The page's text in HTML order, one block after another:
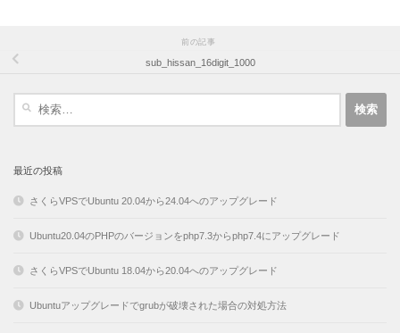
前の記事
sub_hissan_16digit_1000
最近の投稿
さくらVPSでUbuntu 20.04から24.04へのアップグレード
Ubuntu20.04のPHPのバージョンをphp7.3からphp7.4にアップグレード
さくらVPSでUbuntu 18.04から20.04へのアップグレード
Ubuntuアップグレードでgrubが破壊された場合の対処方法